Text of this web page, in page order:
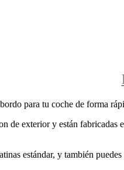
para tu coche de forma
de exterior y están
estándar, y también